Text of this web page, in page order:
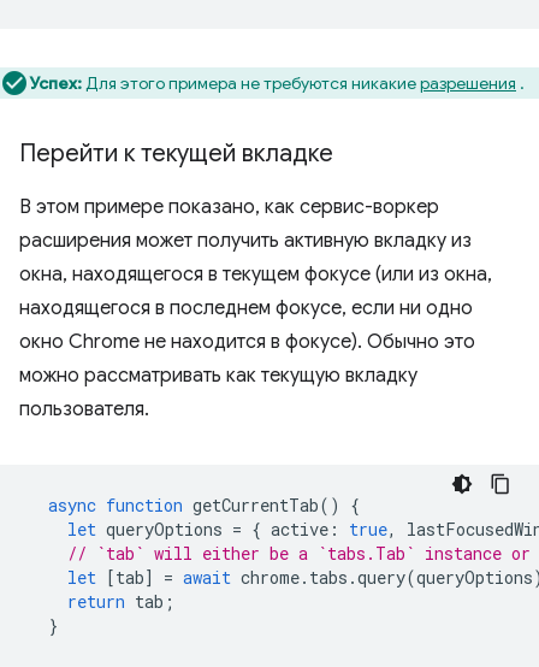
Успех:Для этого примера не требуются никакиеразрешения .
Перейти к текущей вкладке
В этом примере показано, как сервис-воркер
расширения может получить активную вкладку из
окна, находящегося в текущем фокусе (или из окна,
находящегося в последнем фокусе, если ни одно
окно Chrome не находится в фокусе). Обычно это
можно рассматривать как текущую вкладку
пользователя.
async function getCurrentTab()
{
let queryOptions = { active : true,
// `tab` will either be a `tabs.Tab` instance or
let [tab] = await chrome. tabs .query(queryOptions
return tab ;
}